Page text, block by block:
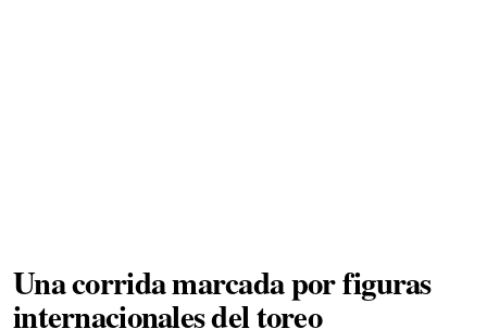
Una corrida marcada por figuras
internacionales del toreo